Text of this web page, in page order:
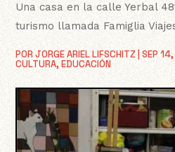
PORJORGE ARIEL LIFSCHITZ |SEP
CULTURA,EDUCACIÓN
Una casa en la calle Yerbal
turismo llamada Famiglia